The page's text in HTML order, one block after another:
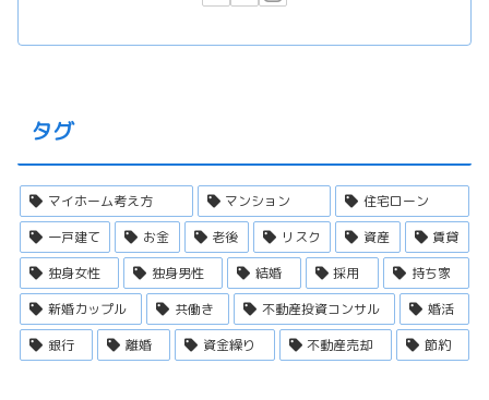
タグ
マイホーム考え方 マンション
住宅ローン
一戸建て
お金 老後 リスク 資産
賃貸
独身女性
独身男性 結婚 採用
持ち家
新婚カップル
共働き 不動産投資コンサル
婚活
銀行
離婚 資金繰り 不動産売却 節約